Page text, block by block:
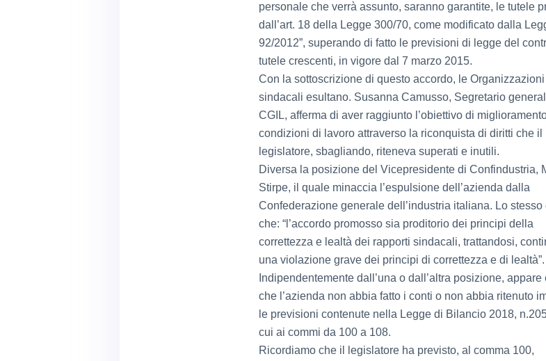
personale che verrà assunto, saranno garantite, le tutele
dall’art. 18 della Legge 300/70, come modificato dalla
92/2012”, superando di fatto le previsioni di legge del
tutele crescenti, in vigore dal 7 marzo 2015.
Con la sottoscrizione di questo accordo, le Organizzazioni
sindacali esultano. Susanna Camusso, Segretario
CGIL, afferma di aver raggiunto l’obiettivo di
condizioni di lavoro attraverso la riconquista di diritti che il
legislatore, sbagliando, riteneva superati e inutili.
Diversa la posizione del Vicepresidente di Confindustria,
Stirpe, il quale minaccia l’espulsione dell’azienda dalla
Confederazione generale dell’industria italiana. Lo stesso
che: “l’accordo promosso sia proditorio dei principi della
correttezza e lealtà dei rapporti sindacali, trattandosi,
una violazione grave dei principi di correttezza e di lealtà”.
Indipendentemente dall’una o dall’altra posizione, appare
che l’azienda non abbia fatto i conti o non abbia ritenuto
le previsioni contenute nella Legge di Bilancio 2018,
cui ai commi da 100 a 108.
Ricordiamo che il legislatore ha previsto, al comma 100,